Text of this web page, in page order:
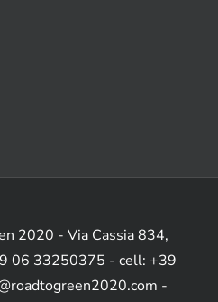
2020 - Via Cassia 834,
06 33250375 - cell: +39
-